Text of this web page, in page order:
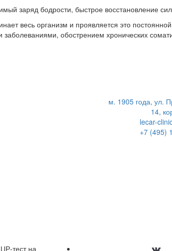
заряд бодрости, быстрое восстановление
весь организм и проявляется это
обострением хронических
м. 1905 года, ул.
14,
lecar-
+7 (495)
тест на